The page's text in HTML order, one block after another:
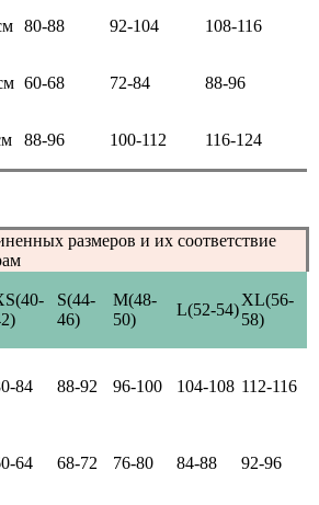
80-88 92-104 108-116
60-68 72-84 88-96
88-96 100-112 116-124
размеров и их соответствие
S(44-
46)
M(48-
50)
L(52-54)
XL(56-
58)
84 88-92 96-100 104-108 112-116
64 68-72 76-80 84-88 92-96